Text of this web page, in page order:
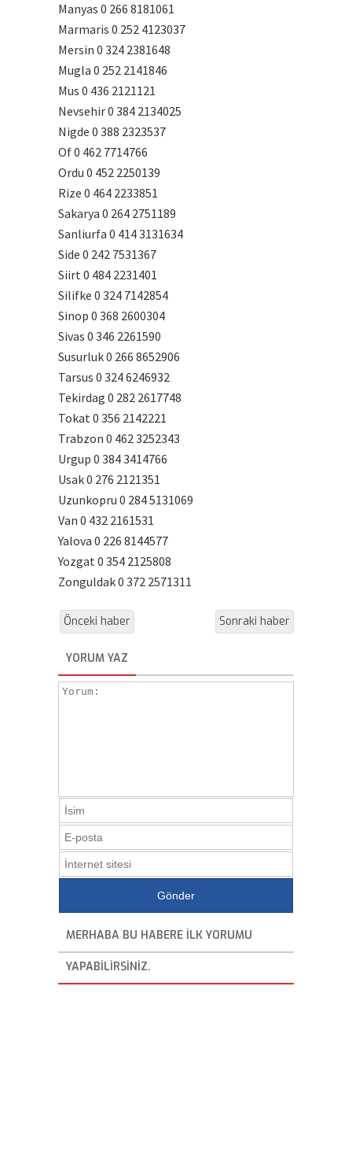
Manyas 0 266 8181061
Marmaris 0 252 4123037
Mersin 0 324 2381648
Mugla 0 252 2141846
Mus 0 436 2121121
Nevsehir 0 384 2134025
Nigde 0 388 2323537
Of 0 462 7714766
Ordu 0 452 2250139
Rize 0 464 2233851
Sakarya 0 264 2751189
Sanliurfa 0 414 3131634
Side 0 242 7531367
Siirt 0 484 2231401
Silifke 0 324 7142854
Sinop 0 368 2600304
Sivas 0 346 2261590
Susurluk 0 266 8652906
Tarsus 0 324 6246932
Tekirdag 0 282 2617748
Tokat 0 356 2142221
Trabzon 0 462 3252343
Urgup 0 384 3414766
Usak 0 276 2121351
Uzunkopru 0 284 5131069
Van 0 432 2161531
Yalova 0 226 8144577
Yozgat 0 354 2125808
Zonguldak 0 372 2571311
Önceki haber Sonraki haber
YORUM YAZ
MERHABA BU HABERE ILK YORUMU
YAPABILIRSINIZ.